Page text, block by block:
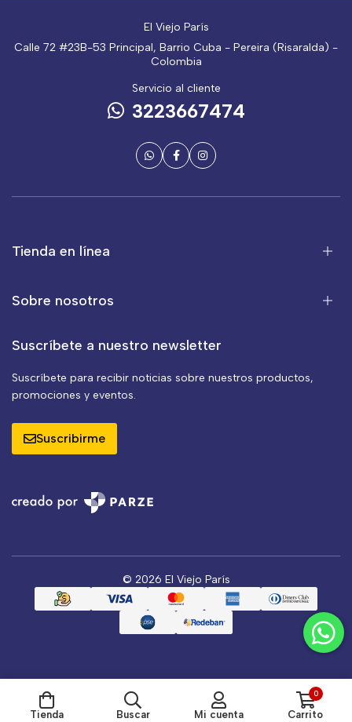
El Viejo París
Calle 72 #23B-53 Principal, Barrio Cuba - Pereira (Risaralda) -
Colombia
Servicio al cliente
3223667474
Tienda en línea
Sobre nosotros
Suscríbete a nuestro newsletter
Suscríbete para recibir noticias sobre nuestros productos,
promociones y eventos.
Suscribirme
© 2026 El Viejo París
Tienda Buscar Mi cuenta
0
Carrito